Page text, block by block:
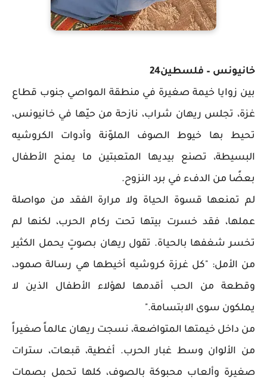
خانيونس – فلسطين24
بين زوايا خيمة صغيرة في منطقة المواصي جنوب قطاع
غزة، تجلس ريهان شراب، نازحة من حيّها في خانيونس،
تحيط بها خيوط الصوف الملوّنة وأدوات الكروشيه
البسيطة، تصنع بيديها المتعبتين ما يمنح الأطفال
بعضًا من الدفء في برد النزوح.
لم تمنعها قسوة الحياة ولا مرارة الفقد من مواصلة
عملها، فقد خسرت بيتها تحت ركام الحرب، لكنها لم
تخسر شغفها بالحياة. تقول ريهان بصوتٍ يحمل الكثير
من الأمل: "كل غرزة كروشيه أخيطها هي رسالة صمود،
وقطعة من الحب أقدمها لهؤلاء الأطفال الذين لا
يملكون سوى الابتسامة."
من داخل خيمتها المتواضعة، نسجت ريهان عالماً صغيراً
من الألوان وسط غبار الحرب. أغطية، قبعات، سترات
صغيرة وألعاب محبوكة بالصوف، كلها تحمل بصمات